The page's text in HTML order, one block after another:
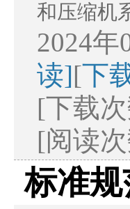
和压缩机
2024年
读][下
[下载次
[阅读次
标准规